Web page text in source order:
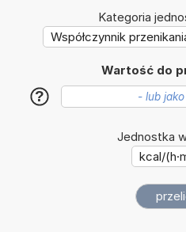
Kategoria
Wartość do
?
Jednostka